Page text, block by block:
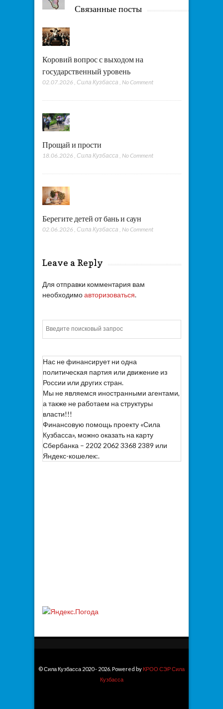
Связанные посты
Коровий вопрос с выходом на
государственный уровень
02.07.2026 Сила Кузбасса No Comment
Прощай и прости
18.06.2026 , Сила Кузбасса , No Comment
Берегите детей от бань и саун
02.06.2026 Сила Кузбасса No Comment
Leave a Reply
Для отправки комментария вам
необходимоавторизоваться.
Нас не финансирует ни одна
политическая партия или движение из
России или других стран.
Мы не являемся иностранными агентами,
а также не работаем на структуры
власти!!!
Финансовую помощь проекту «Сила
Кузбасса», можно оказать на карту
Сбербанка – 2202 2062 3368 2389 или
Яндекс-кошелек:.
© Сила Кузбасса 2020 - 2026. Powered by КРОО СЭР Сила
Кузбасса